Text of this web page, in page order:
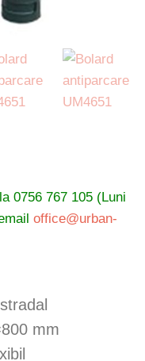
0756 767 105 (Luni
office@urban-
mm